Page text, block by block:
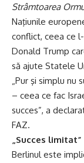
Strâmtoarea
Naţiunile
conflict, ceea ce
Donald Trump
să ajute Statele
„Pur şi simplu nu
– ceea ce fac
succes”, a
FAZ.
„Succes
Berlinul este